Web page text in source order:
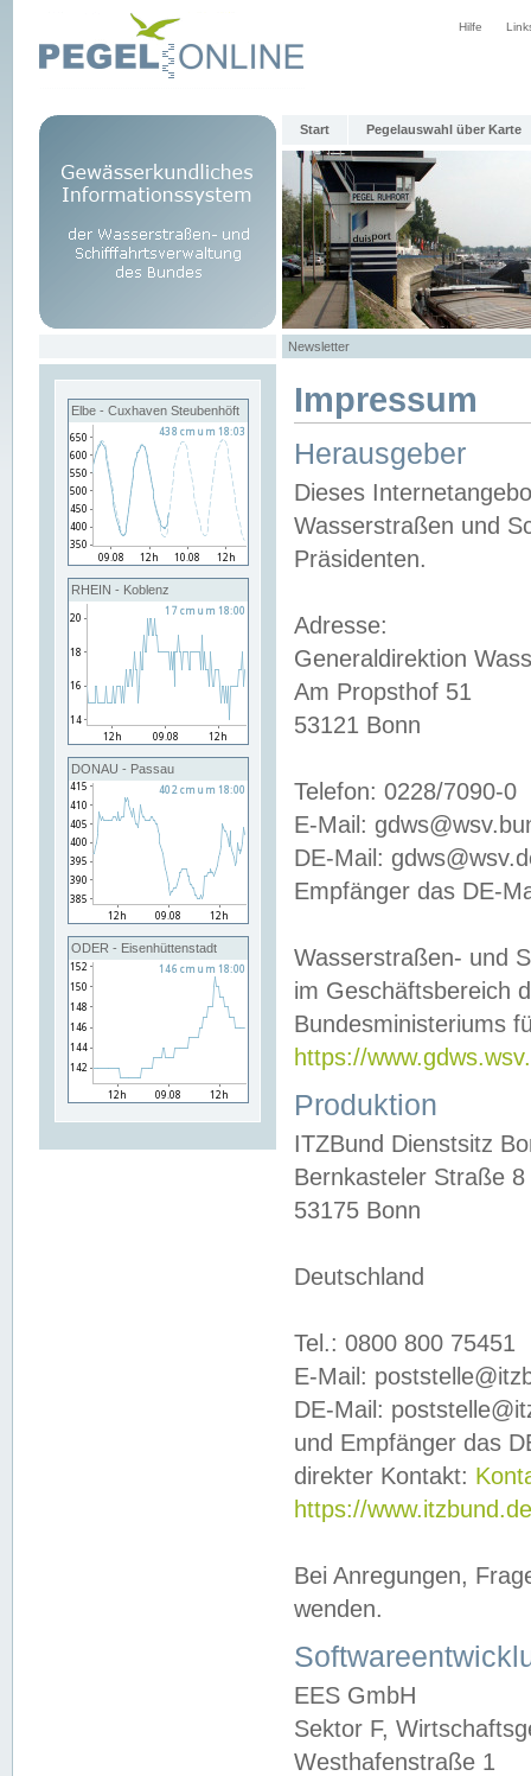
Hilfe
Start Pegelauswahl über Karte
Newsletter
Elbe - Cuxhaven Steubenhöft
RHEIN - Koblenz
DONAU - Passau
ODER - Eisenhüttenstadt
Impressum
Herausgeber
Dieses
Wasserstraßen und
Präsidenten.
Adresse:
Generaldirektion
Am Propsthof 51
53121 Bonn
Telefon: 0228/7090-0
E-Mail:
DE-Mail:
Empfänger das DE-
Wasserstraßen- und
im Geschäftsbereich
Bundesministeriums
https://
Produktion
ITZBund Dienstsitz
Bernkasteler Straße 8
53175 Bonn
Deutschland
Tel.: 0800 800 75451
E-Mail:
DE-Mail:
und Empfänger das
direkter Kontakt:
https://
Bei Anregungen,
wenden.
EES GmbH
Sektor F,
Westhafenstraße 1